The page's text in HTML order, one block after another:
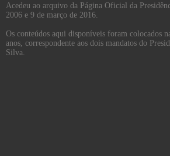
Acedeu ao arquivo da Página Oficial da
2006 e 9 de março de 2016.
Os conteúdos aqui disponíveis foram colocados
anos, correspondente aos dois mandatos do
Silva.